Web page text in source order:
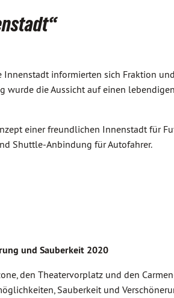
informierten sich Fraktion
wurde die Aussicht auf einen
einer freundlichen Innenstadt für
Shuttle-Anbindung für Autofahrer.
und Sauberkeit 2020
den Theatervorplatz und den
Sauberkeit und